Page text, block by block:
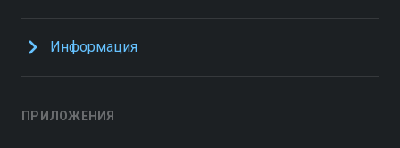
Информация
ПРИЛОЖЕНИЯ